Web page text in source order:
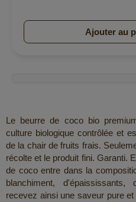
Ajouter au
Le beurre de coco bio
culture biologique contrôlée et
de la chair de fruits frais.
récolte et le produit fini. Garanti.
de coco entre dans la
blanchiment,
recevez ainsi une saveur pure